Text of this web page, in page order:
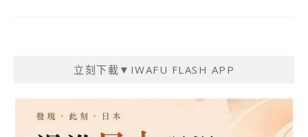
立刻下載▼IWAFU FLASH APP